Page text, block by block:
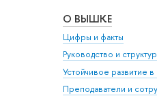
О ВЫШКЕ
Цифры и факты
Руководство и
Устойчивое развитие
Преподаватели и